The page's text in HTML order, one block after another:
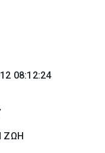
08:12:24
ΖΩΗ